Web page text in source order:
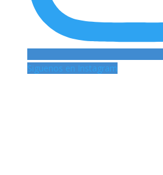
Siguenos en Instagram